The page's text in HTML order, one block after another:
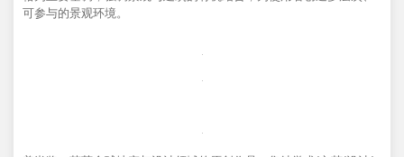
可参与的景观环境。